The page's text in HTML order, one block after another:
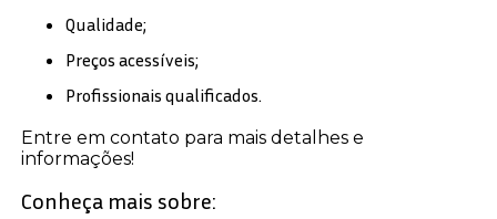
Qualidade;
Preços acessíveis;
Profissionais qualificados.
Entre em contato para mais detalhes e
informações!
Conheça mais sobre: